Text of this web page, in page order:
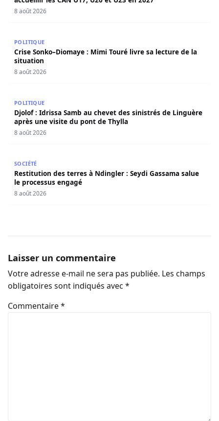
8 août 2026
POLITIQUE
Crise Sonko–Diomaye : Mimi Touré livre sa lecture de la
situation
8 août 2026
POLITIQUE
Djolof : Idrissa Samb au chevet des sinistrés de Linguère
après une visite du pont de Thylla
8 août 2026
SOCIÉTÉ
Restitution des terres à Ndingler : Seydi Gassama salue
le processus engagé
8 août 2026
Laisser un commentaire
Votre adresse e-mail ne sera pas publiée. Les champs
obligatoires sont indiqués avec *
Commentaire*